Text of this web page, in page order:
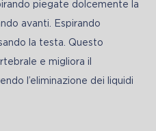
piegate dolcemente la
avanti. Espirando
la testa. Questo
e migliora il
l’eliminazione dei liquidi